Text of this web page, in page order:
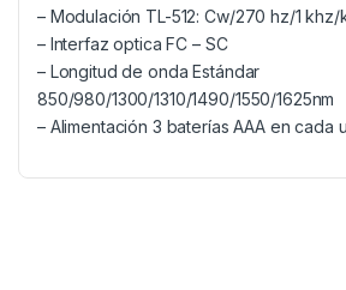
– Modulación TL-512: Cw/270 hz/1 khz/
– Interfaz optica FC – SC
– Longitud de onda Estándar
850/980/1300/1310/1490/1550/1625nm
– Alimentación 3 baterías AAA en cada